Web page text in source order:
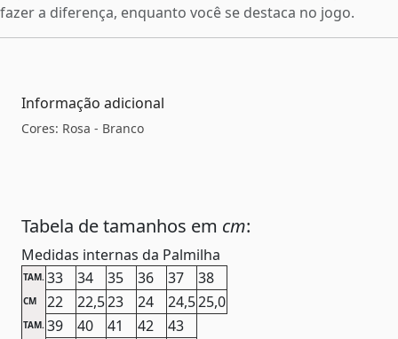
fazer a diferença, enquanto você se destaca no jogo.
Informação adicional
Cores: Rosa - Branco
Tabela de tamanhos em cm:
Medidas internas da Palmilha
TAM. 33 34 35 36 37 38
CM 22 22,523 24 24,525,0
TAM. 39 40 41 42 43